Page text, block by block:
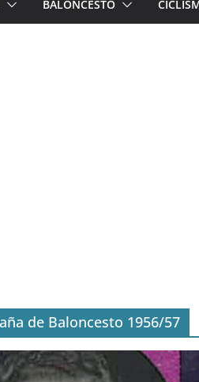
BALONCESTO
de Baloncesto 1956/57